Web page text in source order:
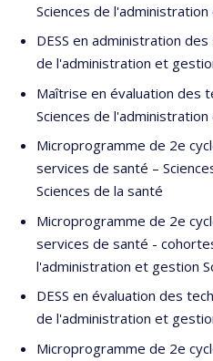
Sciences de
DESS en administration
de l'administration et
Maîtrise en évaluation des
Sciences de
Microprogramme de 2e
services de santé –
Sciences de la santé
Microprogramme de 2e
services de santé -
l'administration et gestion
DESS en évaluation des
de l'administration et
Microprogramme de 2e